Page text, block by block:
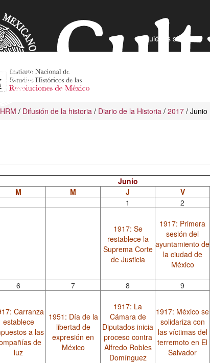
¿Quiénes somos?
/ Difusión de la historia / Diario de la Historia / 2017 / Junio
Junio
M M J V
1
2
1917: Se
restablece la
Suprema Corte
de Justicia
1917: Primera
sesión del
ayuntamiento de
la ciudad de
México
6 7 8 9
Carranza
establece
a las
de
luz
1951: Día de la
libertad de
expresión en
México
1917: La
Cámara de
Diputados inicia
proceso contra
Alfredo Robles
Domínguez
1917: México se
solidariza con
las víctimas del
terremoto en El
Salvador